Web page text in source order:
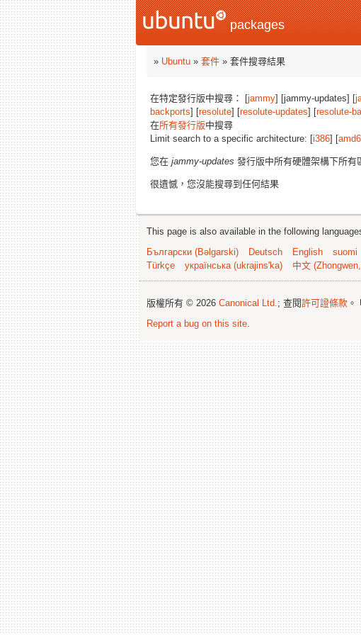
packages
» Ubuntu » 套件 » 套件搜尋結果
在特定發行版中搜尋： [jammy] [jammy-updates] [
backports] [resolute] [resolute-updates] [resolute-
在所有發行版中搜尋
Limit search to a specific architecture: [i386] [
您在 jammy-updates 發行版中所有硬體架構下所有
很遺憾，您沒能搜尋到任何結果
This page is also available in the following
Български (Bəlgarski)
Deutsch English suomi
Türkçe
українська (ukrajins'ka) 中文
版權所有 © 2026 Canonical Ltd.; 查閱許可證條款 。
Report a bug on this site.